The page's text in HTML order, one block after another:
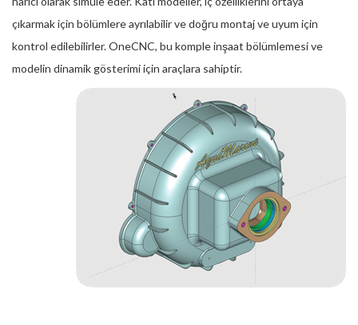
çıkarmak için bölümlere ayrılabilir ve doğru montaj ve uyum için
kontrol edilebilirler. OneCNC, bu komple inşaat bölümlemesi ve
modelin dinamik gösterimi için araçlara sahiptir.